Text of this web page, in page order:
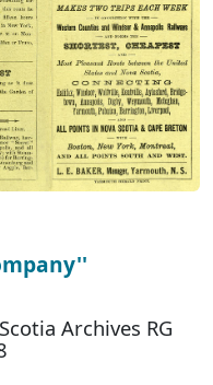
Archives RG